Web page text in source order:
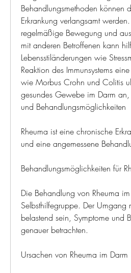
Behandlungsmethoden können
Erkrankung verlangsamt
regelmäßige Bewegung und
mit anderen Betroffenen kann
Lebensstiländerungen wie
Reaktion des Immunsystems
wie Morbus Crohn und Colitis
gesundes Gewebe im Darm
und Behandlungsmöglichkeiten
Rheuma ist eine chronische
und eine angemessene
Behandlungsmöglichkeiten für
Die Behandlung von Rheuma
Selbsthilfegruppe. Der Umgang
belastend sein, Symptome und
genauer betrachten.
Ursachen von Rheuma im Darm